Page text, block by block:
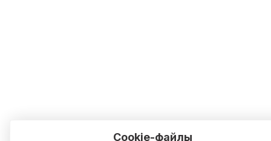
Cookie-файлы